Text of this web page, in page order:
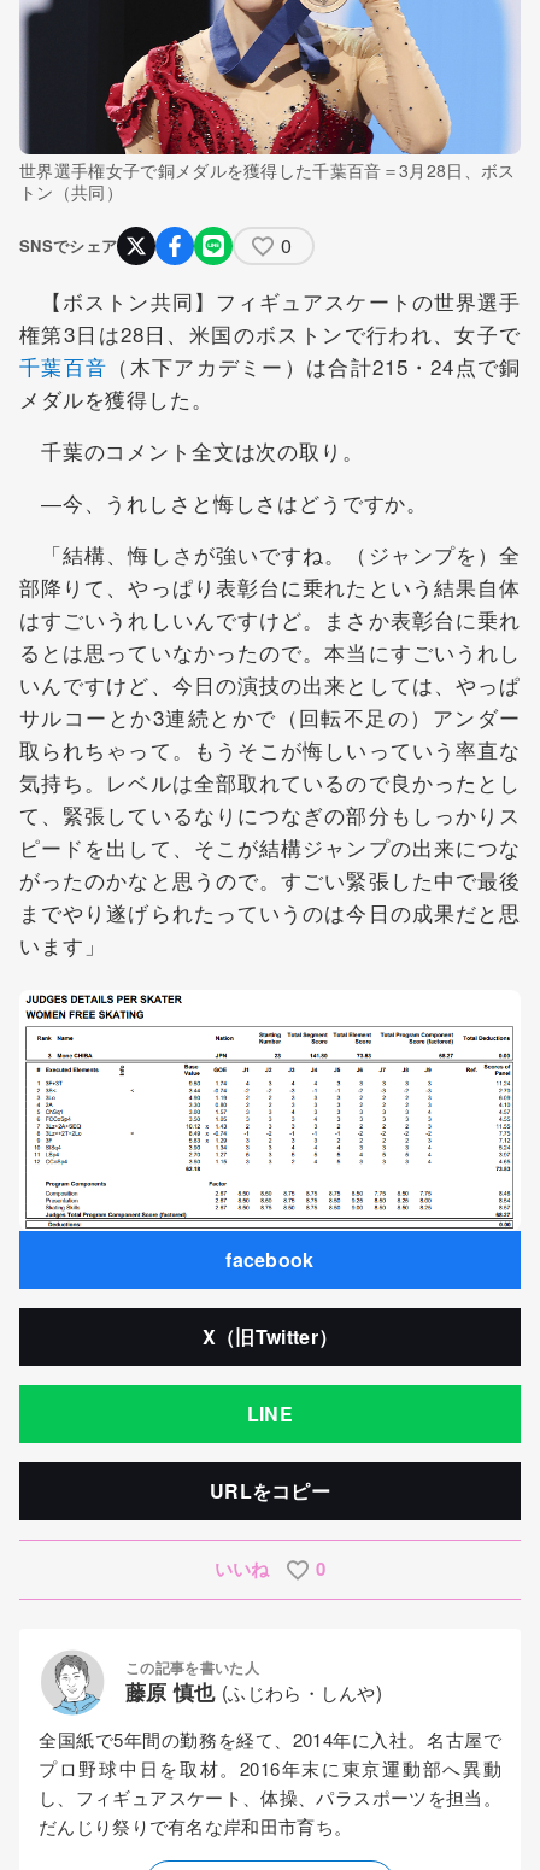
世界選手権女子で銅メダルを獲得した千葉百音＝3月28日、ボス
トン（共同）
SNSでシェア 0
【ボストン共同】フィギュアスケートの世界選手
権第3日は28日、米国のボストンで行われ、女子で
千葉百音 （木下アカデミー）は合計215・24点で銅
メダルを獲得した。
千葉のコメント全文は次の取り。
―今、うれしさと悔しさはどうですか。
「結構、悔しさが強いですね。（ジャンプを）全
部降りて、やっぱり表彰台に乗れたという結果自体
はすごいうれしいんですけど。まさか表彰台に乗れ
るとは思っていなかったので。本当にすごいうれし
いんですけど、今日の演技の出来としては、やっぱ
サルコーとか3連続とかで（回転不足の）アンダー
取られちゃって。もうそこが悔しいっていう率直な
気持ち。レベルは全部取れているので良かったとし
て、緊張しているなりにつなぎの部分もしっかりス
ピードを出して、そこが結構ジャンプの出来につな
がったのかなと思うので。すごい緊張した中で最後
までやり遂げられたっていうのは今日の成果だと思
います」
facebook
X（旧Twitter）
LINE
URLをコピー
いいね 0
この記事を書いた人
藤原 慎也 (ふじわら・しんや)
全国紙で5年間の勤務を経て、2014年に入社。名古屋で
プロ野球中日を取材。2016年末に東京運動部へ異動
し、フィギュアスケート、体操、パラスポーツを担当。
だんじり祭りで有名な岸和田市育ち。